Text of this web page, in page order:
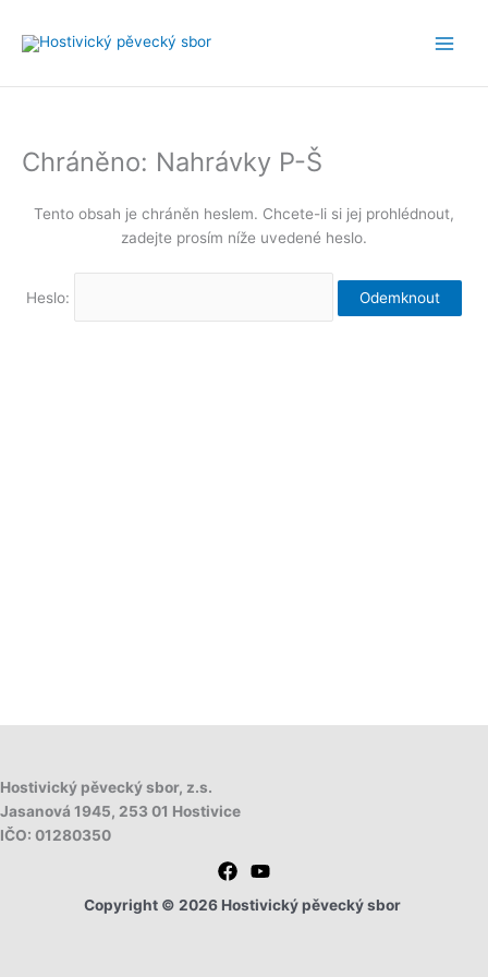
Chráněno: Nahrávky P-Š
Tento obsah je chráněn heslem. Chcete-li si jej prohlédnout,
zadejte prosím níže uvedené heslo.
Heslo:
Hostivický pěvecký sbor, z.s.
Jasanová 1945, 253 01 Hostivice
IČO: 01280350
Copyright © 2026 Hostivický pěvecký sbor